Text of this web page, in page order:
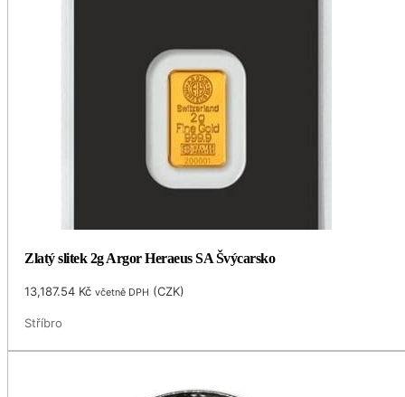
Zlatý slitek 2g Argor Heraeus SA Švýcarsko
13,187.54 Kč včetně DPH (CZK)
Stříbro